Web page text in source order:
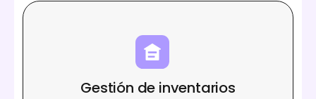
Gestión de inventarios